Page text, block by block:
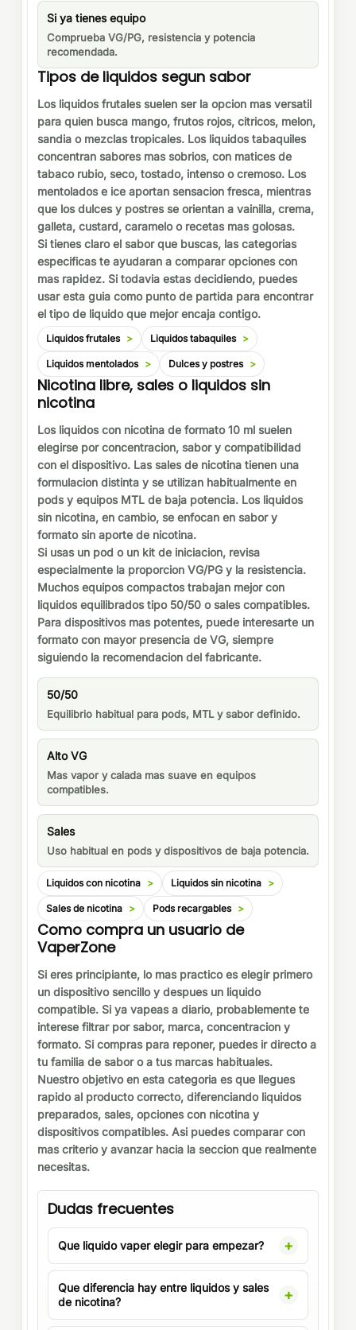
Si ya tienes equipo
Comprueba VG/PG, resistencia y potencia
recomendada.
Tipos de liquidos segun sabor
Los liquidos frutales suelen ser la opcion mas versatil
para quien busca mango, frutos rojos, citricos, melon,
sandia o mezclas tropicales. Los liquidos tabaquiles
concentran sabores mas sobrios, con matices de
tabaco rubio, seco, tostado, intenso o cremoso. Los
mentolados e ice aportan sensacion fresca, mientras
que los dulces y postres se orientan a vainilla, crema,
galleta, custard, caramelo o recetas mas golosas.
Si tienes claro el sabor que buscas, las categorias
especificas te ayudaran a comparar opciones con
mas rapidez. Si todavia estas decidiendo, puedes
usar esta guia como punto de partida para encontrar
el tipo de liquido que mejor encaja contigo.
Liquidos frutales Liquidos tabaquiles
Liquidos mentolados Dulces y postres
Nicotina libre, sales o liquidos sin
nicotina
Los liquidos con nicotina de formato 10 ml suelen
elegirse por concentracion, sabor y compatibilidad
con el dispositivo. Las sales de nicotina tienen una
formulacion distinta y se utilizan habitualmente en
pods y equipos MTL de baja potencia. Los liquidos
sin nicotina, en cambio, se enfocan en sabor y
formato sin aporte de nicotina.
Si usas un pod o un kit de iniciacion, revisa
especialmente la proporcion VG/PG y la resistencia.
Muchos equipos compactos trabajan mejor con
liquidos equilibrados tipo 50/50 o sales compatibles.
Para dispositivos mas potentes, puede interesarte un
formato con mayor presencia de VG, siempre
siguiendo la recomendacion del fabricante.
50/50
Equilibrio habitual para pods, MTL y sabor definido.
Alto VG
Mas vapor y calada mas suave en equipos
compatibles.
Sales
Uso habitual en pods y dispositivos de baja potencia.
Liquidos con nicotina Liquidos sin nicotina
Sales de nicotina Pods recargables
Como compra un usuario de
VaperZone
Si eres principiante, lo mas practico es elegir primero
un dispositivo sencillo y despues un liquido
compatible. Si ya vapeas a diario, probablemente te
interese filtrar por sabor, marca, concentracion y
formato. Si compras para reponer, puedes ir directo a
tu familia de sabor o a tus marcas habituales.
Nuestro objetivo en esta categoria es que llegues
rapido al producto correcto, diferenciando liquidos
preparados, sales, opciones con nicotina y
dispositivos compatibles. Asi puedes comparar con
mas criterio y avanzar hacia la seccion que realmente
necesitas.
Dudas frecuentes
Que liquido vaper elegir para empezar?
Que diferencia hay entre liquidos y sales
de nicotina?